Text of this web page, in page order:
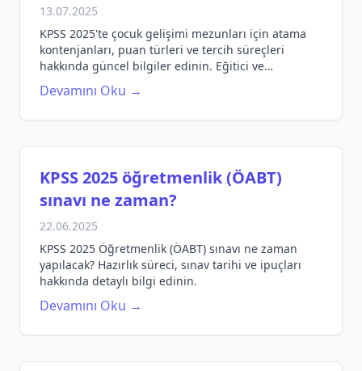
13.07.2025
KPSS 2025'te çocuk gelişimi mezunları için atama
kontenjanları, puan türleri ve tercih süreçleri
hakkında güncel bilgiler edinin. Eğitici ve
bilgilendirici içerik ile sınav hazırlığınızı
destekleyin.
Devamını Oku →
KPSS 2025 öğretmenlik (ÖABT)
sınavı ne zaman?
22.06.2025
KPSS 2025 Öğretmenlik (ÖABT) sınavı ne zaman
yapılacak? Hazırlık süreci, sınav tarihi ve ipuçları
hakkında detaylı bilgi edinin.
Devamını Oku →